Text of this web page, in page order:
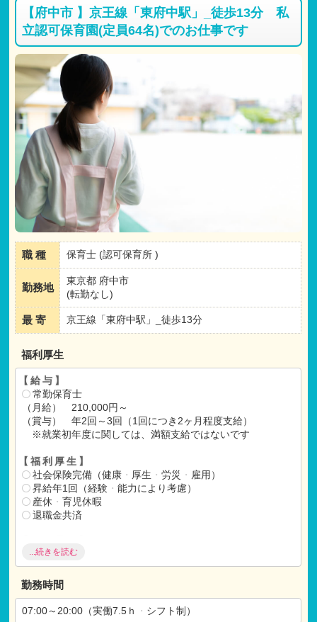
【府中市 】京王線「東府中駅」_徒歩13分 私
立認可保育園(定員64名)でのお仕事です
職 種 保育士 (認可保育所 )
勤務地
東京都 府中市
(転勤なし)
最 寄 京王線「東府中駅」_徒歩13分
福利厚生
【給与】
常勤保育士
（月給） 210,000円～
（賞与） 年2回～3回（1回につき2ヶ月程度支給）
※就業初年度に関しては、満額支給ではないです
【福利厚生】
社会保険完備（健康・ 厚生 ・ 労災 ・ 雇用）
昇給年1回（経験・ 能力により考慮）
産休・ 育児休暇
退職金共済
通勤手当（15,000円/月）
※3か月間は8.000円
皆勤手当
...続きを読む
勤務時間
07:00～20:00（実働7.5ｈ ・ シフト制）